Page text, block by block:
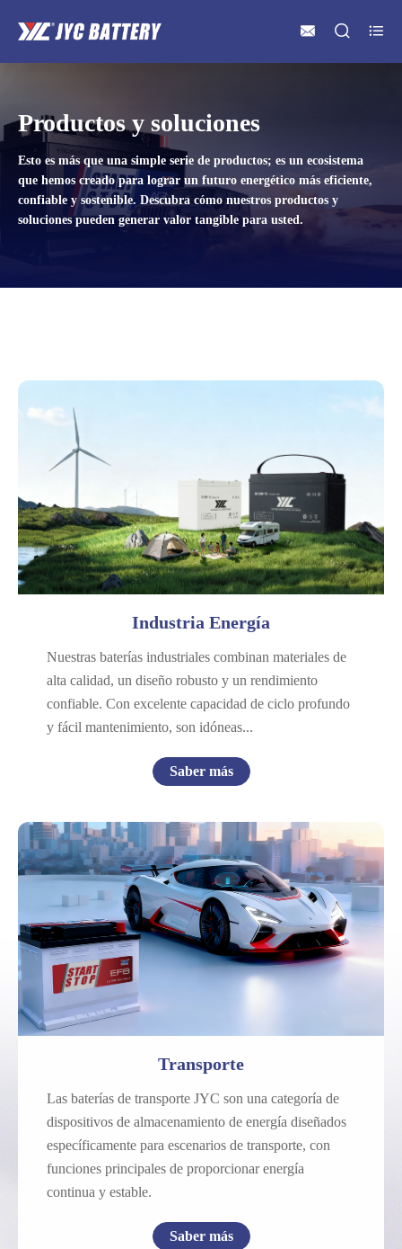
  
Productos y soluciones
Esto es más que una simple serie de productos; es un ecosistema
que hemos creado para lograr un futuro energético más eficiente,
confiable y sostenible. Descubra cómo nuestros productos y
soluciones pueden generar valor tangible para usted.
Telecomunicaciones y energía
Unión Postal Universal
Almacenamiento de energía
Propósito general
Industria Energía
Nuestras baterías industriales combinan materiales de
alta calidad, un diseño robusto y un rendimiento
confiable. Con excelente capacidad de ciclo profundo
y fácil mantenimiento, son idóneas...
Saber más
Automotor
Motocicleta
Marina
Transporte
Las baterías de transporte JYC son una categoría de
dispositivos de almacenamiento de energía diseñados
específicamente para escenarios de transporte, con
funciones principales de proporcionar energía
continua y estable.
Saber más